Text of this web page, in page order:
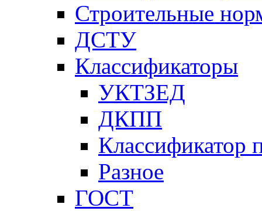
Строительные
ДСТУ
Классификаторы
УКТЗЕД
ДКПП
Классификатор
Разное
ГОСТ